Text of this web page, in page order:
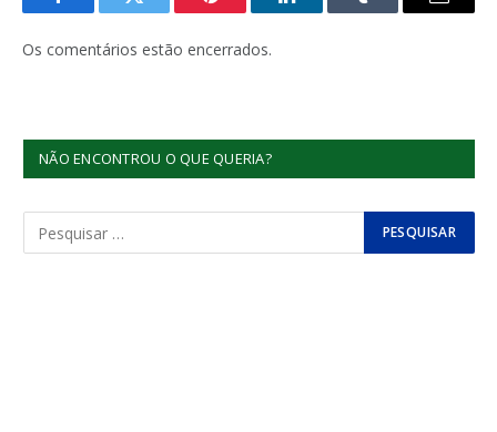
FacebookTwitter Pinterest LinkedInTumblr
E-
Os comentários estão encerrados.
NÃO ENCONTROU O QUE QUERIA?